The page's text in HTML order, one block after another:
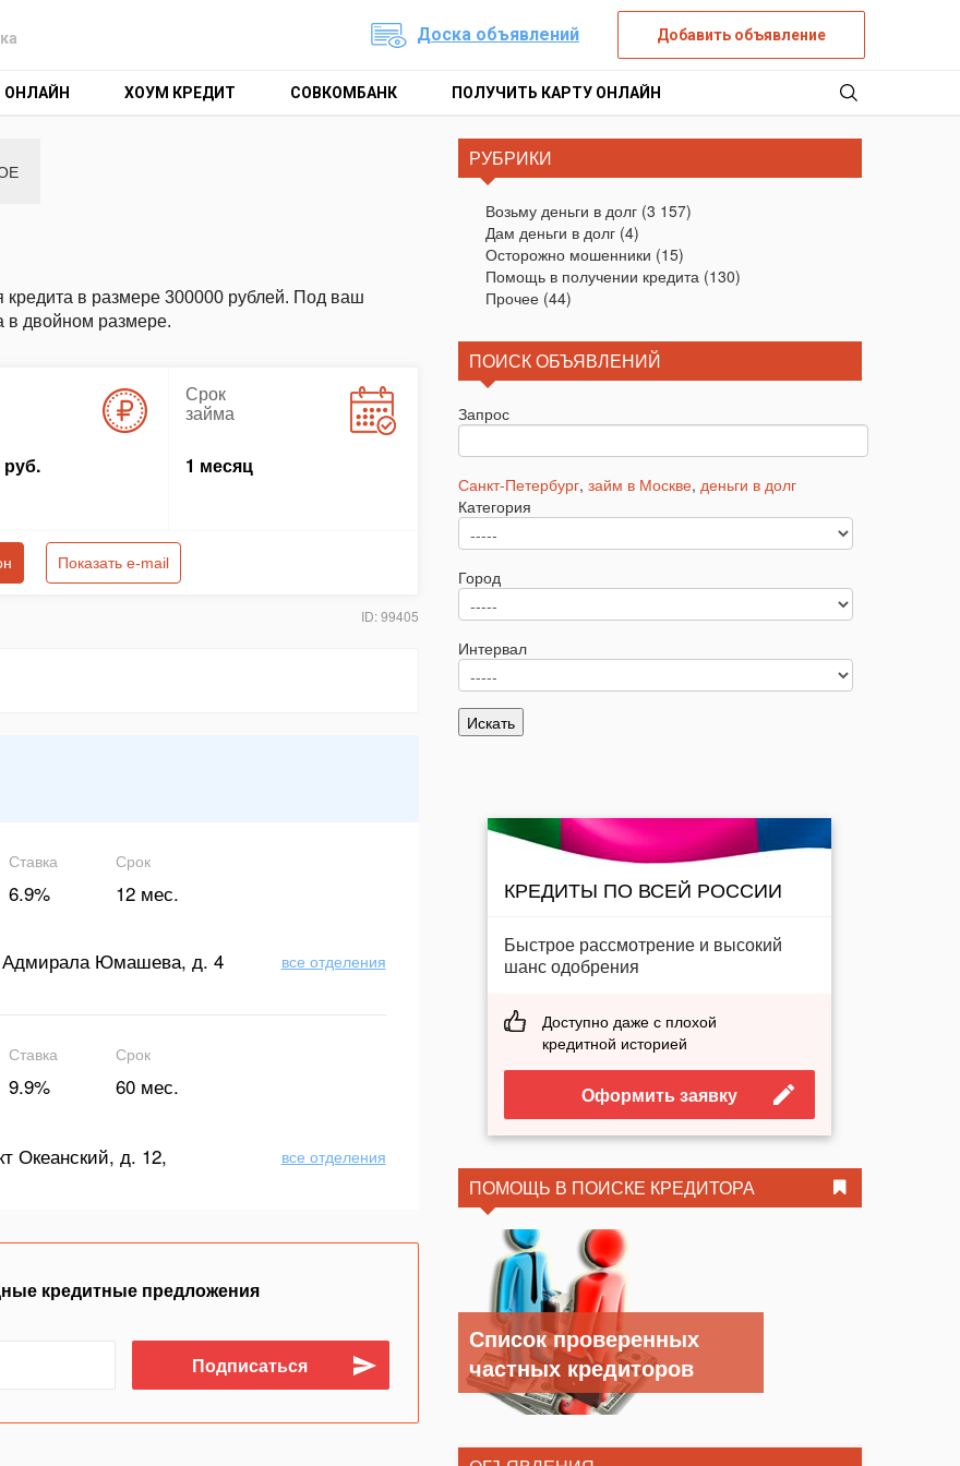
Доска объявлений Добавить объявление
ХОУМ КРЕДИТ СОВКОМБАНК ПОЛУЧИТЬ КАРТУ ОНЛАЙН
кредита в размере 300000 рублей. Под ваш
в двойном размере.
руб.
Срок
займа
1 месяц
Показать e-mail
ID: 99405
Ставка
6.9%
Срок
12 мес.
Юмашева, д. 4 все отделения
Ставка
9.9%
Срок
60 мес.
Океанский, д. 12, все отделения
кредитные предложения
РУБРИКИ
Возьму деньги в долг(3 157)
Дам деньги в долг(4)
Осторожно мошенники (15)
Помощь в получении кредита(130)
Прочее(44)
ПОИСК ОБЪЯВЛЕНИЙ
Запрос
Санкт-Петербург, займ в Москве, деньги в долг
Категория
Город
Интервал
КРЕДИТЫ ПО ВСЕЙ РОССИИ
Быстрое рассмотрение и высокий
шанс одобрения
Доступно даже с плохой
кредитной историей
Оформить заявку
ПОМОЩЬ В ПОИСКЕ КРЕДИТОРА
Список проверенных
частных кредиторов